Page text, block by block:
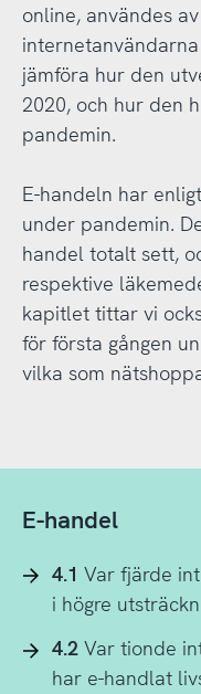
online, användes
jämföra hur den
2020, och hur den
pandemin.
E-handeln har
under pandemin.
handel totalt sett,
respektive
kapitlet tittar vi
för första gången
vilka som
E-handel
4.1 Var fjärde
i högre
4.2Var tionde
har e-handlat